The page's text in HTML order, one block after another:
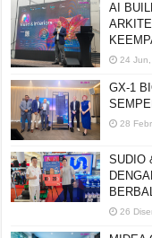
AI
24
GX-1
28
SUDIO
26